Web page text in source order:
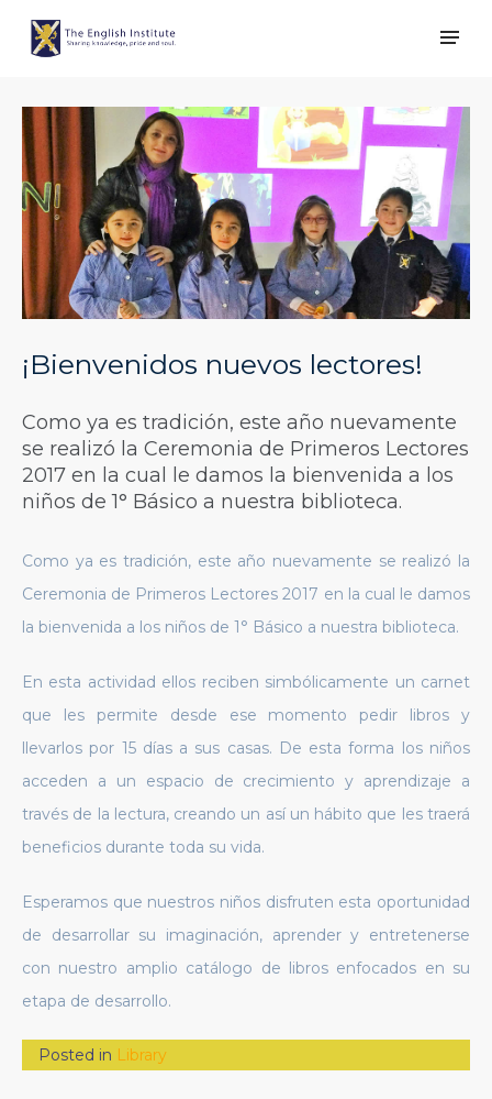
¡Bienvenidos nuevos lectores!
Como ya es tradición, este año nuevamente
se realizó la Ceremonia de Primeros Lectores
2017 en la cual le damos la bienvenida a los
niños de 1° Básico a nuestra biblioteca.
Como ya es tradición, este año nuevamente se realizó la
Ceremonia de Primeros Lectores 2017 en la cual le damos
la bienvenida a los niños de 1° Básico a nuestra biblioteca.
En esta actividad ellos reciben simbólicamente un carnet
que les permite desde ese momento pedir libros y
llevarlos por 15 días a sus casas. De esta forma los niños
acceden a un espacio de crecimiento y aprendizaje a
través de la lectura, creando un así un hábito que les traerá
beneficios durante toda su vida.
Esperamos que nuestros niños disfruten esta oportunidad
de desarrollar su imaginación, aprender y entretenerse
con nuestro amplio catálogo de libros enfocados en su
etapa de desarrollo.
Posted in Library